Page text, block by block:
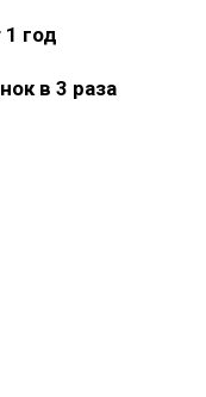
год
в 3 раза